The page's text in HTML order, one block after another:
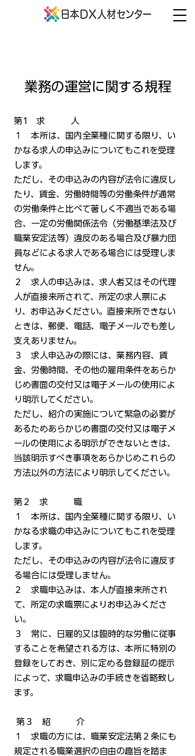
業務の運営に関する規程
第1 求 人
１ 本所は、国内全業種に関する限り、い
かなる求人の申込みについてもこれを受理
します。
ただし、その申込みの内容が法令に違反し
たり、賃金、労働時間等の労働条件が通常
の労働条件と比べて著しく不適当である場
合、一定の労働関係法令（労働基準法及び
職業安定法等）違反のある場合及び暴力団
員などによる求人である場合には受理しま
せん。
２ 求人の申込みは、求人者又はその代理
人が直接来所されて、所定の求人票によ
り、お申込みください。直接来所できない
ときは、郵便、電話、電子メールでも差し
支えありません。
３ 求人申込みの際には、業務内容、賃
金、労働時間、その他の雇用条件をあらか
じめ書面の交付又は電子メールの使用によ
り明示してください。
ただし、紹介の実施について緊急の必要が
あるためあらかじめ書面の交付又は電子メ
ールの使用による明示ができないときは、
当該明示すべき事項をあらかじめこれらの
方法以外の方法により明示してください。
第２ 求 職
１ 本所は、国内全業種に関する限り、い
かなる求職の申込みについてもこれを受理
します。
ただし、その申込みの内容が法令に違反す
る場合には受理しません。
２ 求職申込みは、本人が直接来所され
て、所定の求職票によりお申込みくださ
い。
３ 常に、日雇的又は臨時的な労働に従事
することを希望される方は、本所に特別の
登録をしておき、別に定める登録証の提示
によって、求職申込みの手続きを省略致し
ます。
第３ 紹 介
１ 求職の方には、職業安定法第２条にも
規定される職業選択の自由の趣旨を踏ま